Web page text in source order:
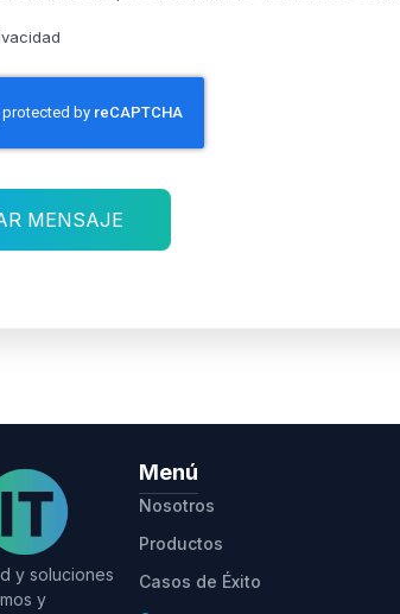
MENSAJE
y soluciones
y
Menú
Nosotros
Productos
Casos de Éxito